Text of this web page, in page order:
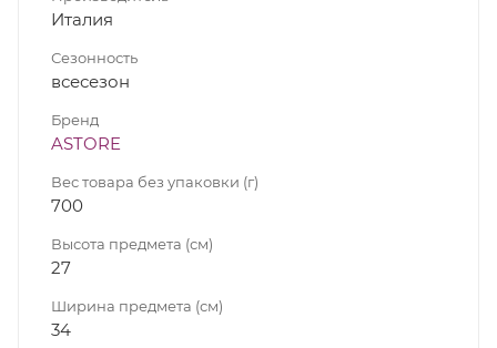
Италия
Сезонность
всесезон
Бренд
ASTORE
Вес товара без упаковки (г)
700
Высота предмета (см)
27
Ширина предмета (см)
34